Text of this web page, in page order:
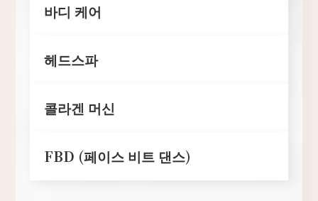
바디 케어
헤드스파
콜라겐 머신
FBD (페이스 비트 댄스)